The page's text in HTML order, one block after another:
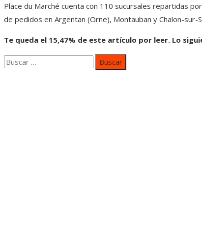
Place du Marché cuenta con 110 sucursales repartidas
de pedidos en Argentan (Orne), Montauban y Chalon-sur-
Te queda el 15,47% de este artículo por leer. Lo
Buscar: